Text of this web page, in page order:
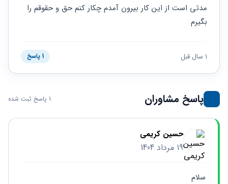
برنامه نویسی
طلاق
حقوقی
حقوقی
خانواده
حقوقی
و کار
سئو و
بهینه
ثبت
شرکت
بگیرم
1 سال قبل 1 پاسخ
پاسخ مشاوران 1 پاسخ ثبت شده
حسین کریمی
19 مرداد 1404
سلام